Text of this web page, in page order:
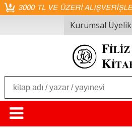
Kurumsal Üyelik